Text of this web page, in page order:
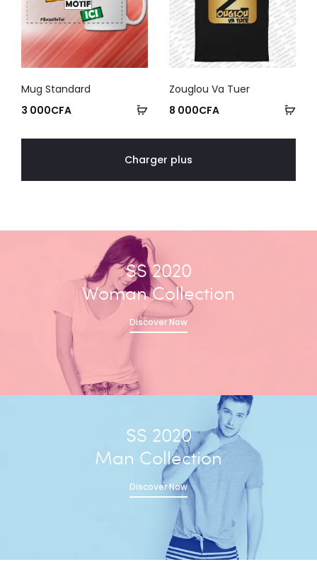
Mug Standard
3 000CFA
Zouglou Va Tuer
8 000CFA
Charger plus
SS 2020
Woman Collection
Discover Now
SS 2020
Man Collection
Discover Now